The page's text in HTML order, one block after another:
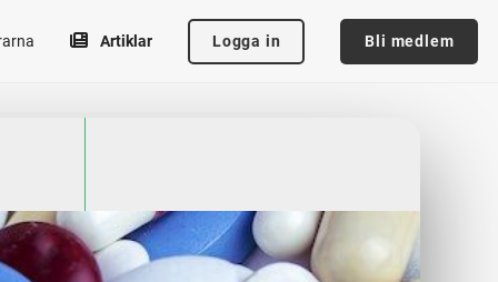
Artiklar Logga in Bli medlem